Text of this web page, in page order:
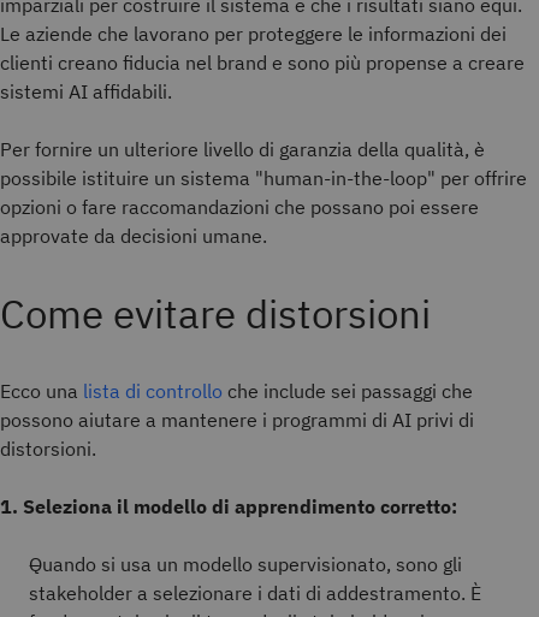
Le aziende che lavorano per proteggere le informazioni dei
clienti creano fiducia nel brand e sono più propense a creare
sistemi AI affidabili.
Per fornire un ulteriore livello di garanzia della qualità, è
possibile istituire un sistema "human-in-the-loop" per offrire
opzioni o fare raccomandazioni che possano poi essere
approvate da decisioni umane.
Come evitare distorsioni
Ecco una lista di controllo che include sei passaggi che
possono aiutare a mantenere i programmi di AI privi di
distorsioni.
1. Seleziona il modello di apprendimento corretto:
Quando si usa un modello supervisionato, sono gli
stakeholder a selezionare i dati di addestramento. È